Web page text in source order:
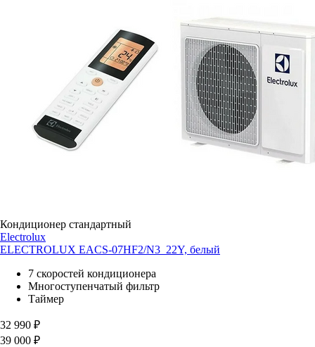
Кондиционер стандартный
Electrolux
ELECTROLUX EACS-07HF2/N3_22Y, белый
7 скоростей кондиционера
Многоступенчатый фильтр
Таймер
32 990 ₽
39 000 ₽